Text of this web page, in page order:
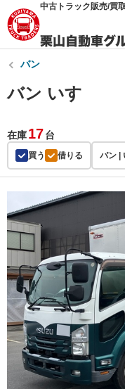
中古トラック販売/買
バン
バン いすゞ
在庫17台
買う 借りる バン |